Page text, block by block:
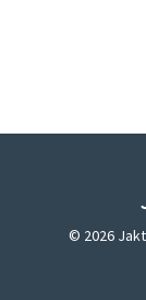
© 2026